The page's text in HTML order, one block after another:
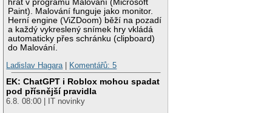
hrát v programu Malování (Microsoft
Paint). Malování funguje jako monitor.
Herní engine (ViZDoom) běží na pozadí
a každý vykreslený snímek hry vkládá
automaticky přes schránku (clipboard)
do Malování.
Ladislav Hagara| Komentářů: 5
EK: ChatGPT i Roblox mohou spadat
pod přísnější pravidla
6.8. 08:00 | IT novinky